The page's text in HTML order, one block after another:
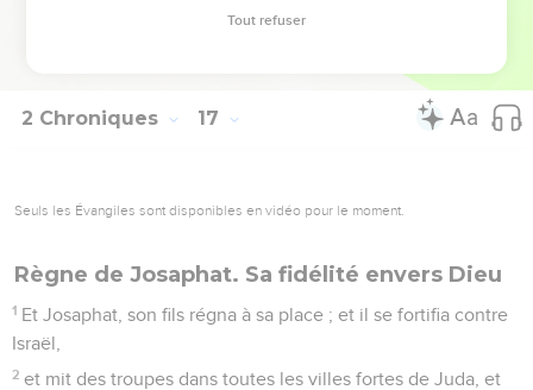
d'aromates et d'un mélange d'épices composé selon l'art du
2 Chroniques 17
Seuls les Évangiles sont disponibles en vidéo pour le moment.
Règne de Josaphat. Sa fidélité envers Dieu
1 Et Josaphat, son fils régna à sa place ; et il se fortifia contre
Israël,
2 et mit des troupes dans toutes les villes fortes de Juda, et
Tout refuser